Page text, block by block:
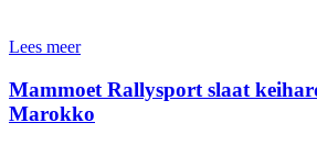
Lees meer
Mammoet Rallysport slaat
Marokko